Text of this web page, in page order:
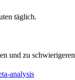
täglich.
und zu schwierigeren
analysis